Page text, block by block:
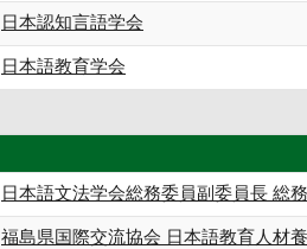
日本認知言語学会
日本語教育学会
日本語文法学会総務委員副委員長 総
福島県国際交流協会 日本語教育人材